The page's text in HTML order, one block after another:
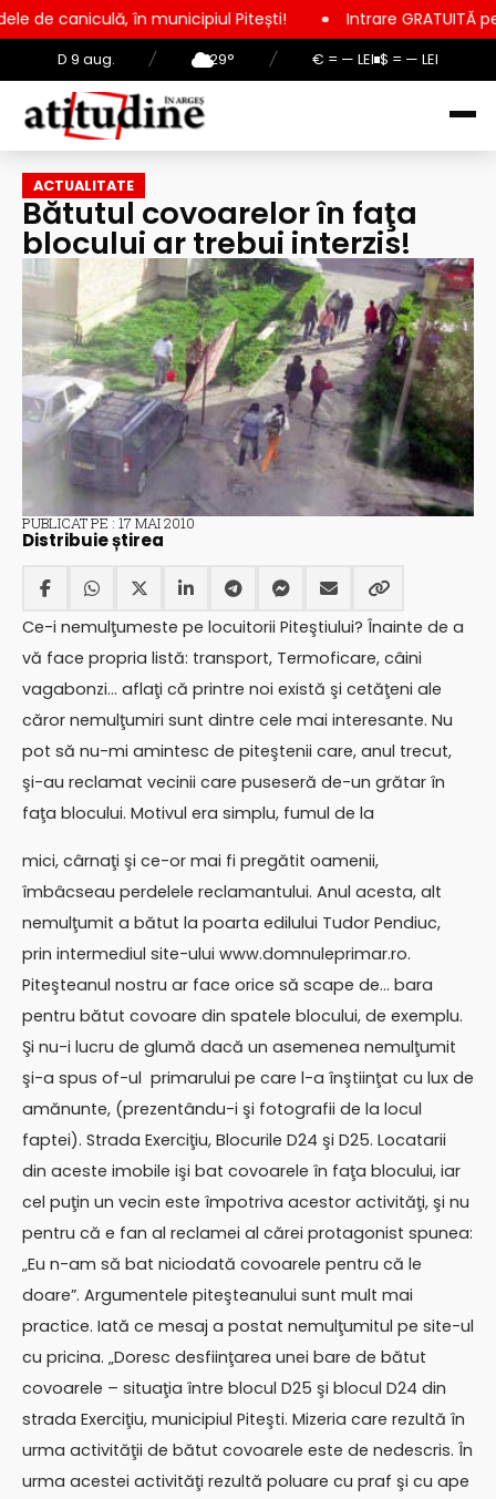
D 9 aug. / 29° / € = — LEI $ = — LEI
municipiul Pitești! Intrare GRATUITĂ pentru copii,
ACTUALITATE
Bătutul covoarelor în faţa
blocului ar trebui interzis!
PUBLICAT PE : 17 MAI 2010
Distribuie știrea
Ce-i nemulţumeste pe locuitorii Piteştiului? Înainte de a
vă face propria listă: transport, Termoficare, câini
vagabonzi… aflaţi că printre noi există şi cetăţeni ale
căror nemulţumiri sunt dintre cele mai interesante. Nu
pot să nu-mi amintesc de piteştenii care, anul trecut,
şi-au reclamat vecinii care puseseră de-un grătar în
faţa blocului. Motivul era simplu, fumul de la
mici, cârnaţi şi ce-or mai fi pregătit oamenii,
îmbâcseau perdelele reclamantului. Anul acesta, alt
nemulţumit a bătut la poarta edilului Tudor Pendiuc,
prin intermediul site-ului www.domnuleprimar.ro.
Piteşteanul nostru ar face orice să scape de… bara
pentru bătut covoare din spatele blocului, de exemplu.
Şi nu-i lucru de glumă dacă un asemenea nemulţumit
şi-a spus of-ul primarului pe care l-a înştiinţat cu lux de
amănunte, (prezentându-i şi fotografii de la locul
faptei). Strada Exerciţiu, Blocurile D24 şi D25. Locatarii
din aceste imobile işi bat covoarele în faţa blocului, iar
cel puţin un vecin este împotriva acestor activităţi, şi nu
pentru că e fan al reclamei al cărei protagonist spunea:
„Eu n-am să bat niciodată covoarele pentru că le
doare”. Argumentele piteşteanului sunt mult mai
practice. Iată ce mesaj a postat nemulţumitul pe site-ul
cu pricina. „Doresc desfiinţarea unei bare de bătut
covoarele – situaţia între blocul D25 şi blocul D24 din
strada Exerciţiu, municipiul Piteşti. Mizeria care rezultă în
urma activităţii de bătut covoarele este de nedescris. În
urma acestei activităţi rezultă poluare cu praf şi cu ape